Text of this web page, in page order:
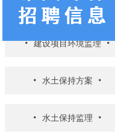
环境影响评价
建设项目环境监理
水土保持方案
水土保持监理